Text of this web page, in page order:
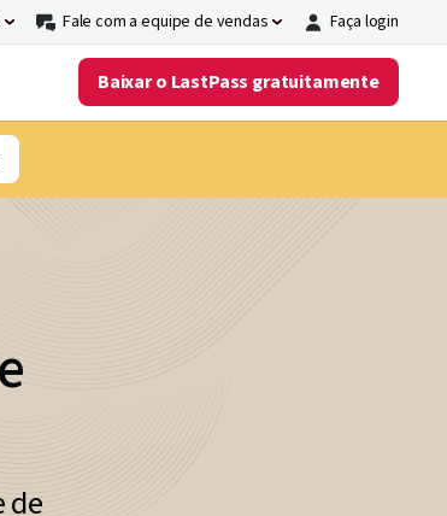
Fale com a equipe de vendas Faça login
Baixar o LastPass gratuitamente
de